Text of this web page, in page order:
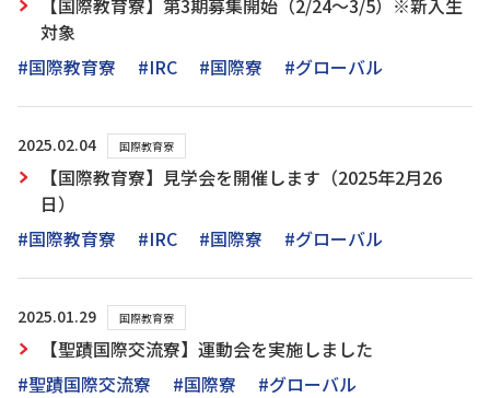
【国際教育寮】第3期募集開始（2/24～3/5）※新入生
対象
#国際教育寮
#IRC #国際寮 #グローバル
2025.02.04 国際教育寮
【国際教育寮】見学会を開催します（2025年2月26
日）
#国際教育寮
#IRC #国際寮 #グローバル
2025.01.29 国際教育寮
【聖蹟国際交流寮】運動会を実施しました
#聖蹟国際交流寮
#国際寮 #グローバル